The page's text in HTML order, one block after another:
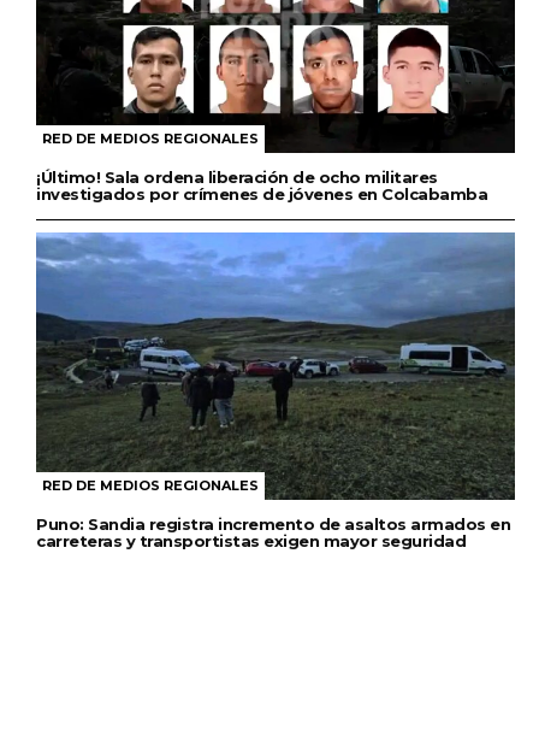
RED DE MEDIOS REGIONALES
¡Último! Sala ordena liberación de ocho militares
investigados por crímenes de jóvenes en Colcabamba
RED DE MEDIOS REGIONALES
Puno: Sandia registra incremento de asaltos armados en
carreteras y transportistas exigen mayor seguridad